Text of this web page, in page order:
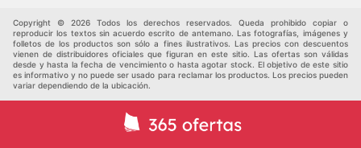
Copyright © 2026 Todos los derechos reservados. Queda prohibido copiar o
reproducir los textos sin acuerdo escrito de antemano. Las fotografías, imágenes y
folletos de los productos son sólo a fines ilustrativos. Las precios con descuentos
vienen de distribuidores oficiales que figuran en este sitio. Las ofertas son válidas
desde y hasta la fecha de vencimiento o hasta agotar stock. El objetivo de este sitio
es informativo y no puede ser usado para reclamar los productos. Los precios pueden
variar dependiendo de la ubicación.